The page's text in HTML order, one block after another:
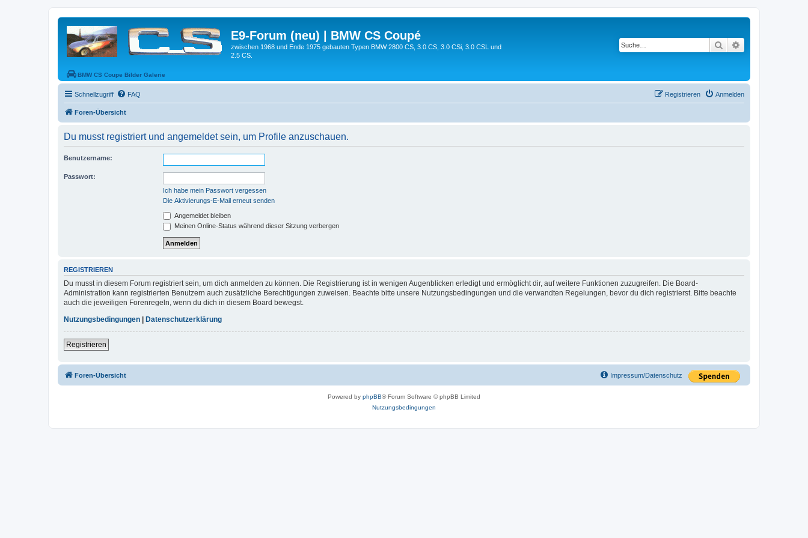
E9-Forum (neu) | BMW CS Coupé
zwischen 1968 und Ende 1975 gebauten Typen BMW 2800 CS, 3.0 CS, 3.0 CSi, 3.0 CSL und
2.5 CS.
BMW CS Coupe Bilder Galerie
Suche
Schnellzugriff FAQ Anmelden
Registrieren
Foren-Übersicht
Du musst registriert und angemeldet sein, um Profile anzuschauen.
Benutzername:
Passwort:
Ich habe mein Passwort vergessen
Die Aktivierungs-E-Mail erneut senden
Angemeldet bleiben
Meinen Online-Status während dieser Sitzung verbergen
REGISTRIEREN
Du musst in diesem Forum registriert sein, um dich anmelden zu können. Die Registrierung ist in wenigen Augenblicken erledigt und ermöglicht dir, auf weitere Funktionen zuzugreifen. Die Board-
Administration kann registrierten Benutzern auch zusätzliche Berechtigungen zuweisen. Beachte bitte unsere Nutzungsbedingungen und die verwandten Regelungen, bevor du dich registrierst. Bitte beachte
auch die jeweiligen Forenregeln, wenn du dich in diesem Board bewegst.
Nutzungsbedingungen
Datenschutzerklärung
Registrieren
Foren-Übersicht Impressum/Datenschutz
Powered by phpBB® Forum Software © phpBB Limited
Nutzungsbedingungen